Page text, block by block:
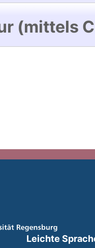
(mittels
Leichte